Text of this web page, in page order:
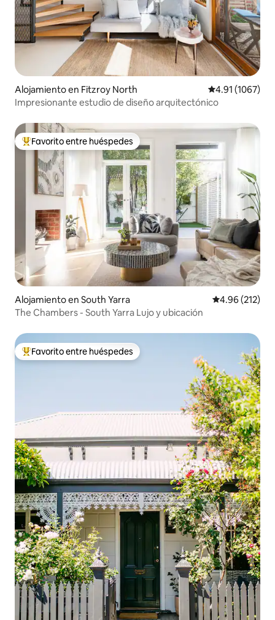
Alojamiento en Fitzroy North Calificación
4.91 (1067)
Impresionante estudio de diseño arquitectónico
Favorito entre huéspedes preferido
Favorito entre huéspedes
Alojamiento en South Yarra Calificación
4.96 (212)
The Chambers - South Yarra Lujo y ubicación
Favorito entre huéspedes preferido
Favorito entre huéspedes